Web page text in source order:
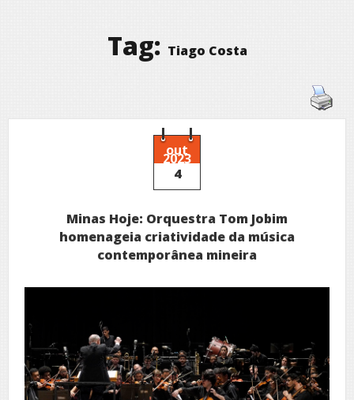
Tag: Tiago Costa
out
2023
4
Minas Hoje: Orquestra Tom Jobim
homenageia criatividade da música
contemporânea mineira